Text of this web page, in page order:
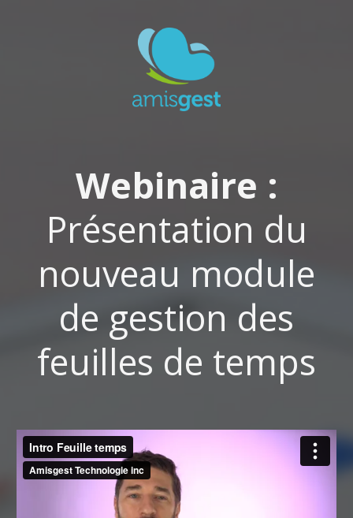
Webinaire :
Présentation du
nouveau module
de gestion des
feuilles de temps